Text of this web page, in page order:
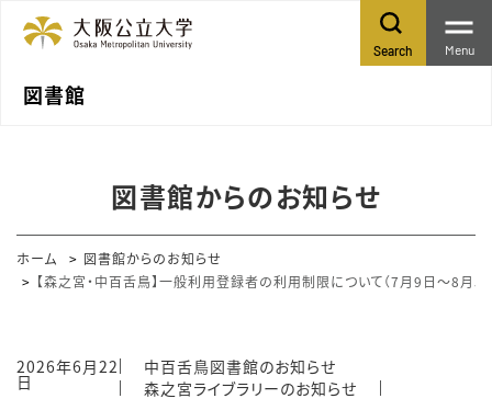
図書館
Search Menu
図書館からのお知らせ
ホーム
図書館からのお知らせ
【森之宮・中百舌鳥】一般利用登録者の利用制限について（7月9日～8月5
2026年6月22
日
中百舌鳥図書館のお知らせ
森之宮ライブラリーのお知らせ